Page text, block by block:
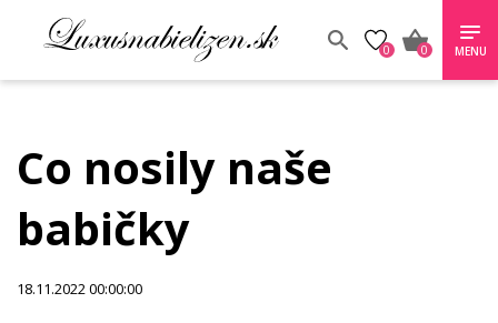
0 0 MENU
Co nosily naše
babičky
18.11.2022 00:00:00